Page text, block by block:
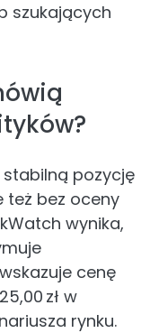
szukających
pozycję
też bez oceny
wynika,
cenę
zł w
rynku.